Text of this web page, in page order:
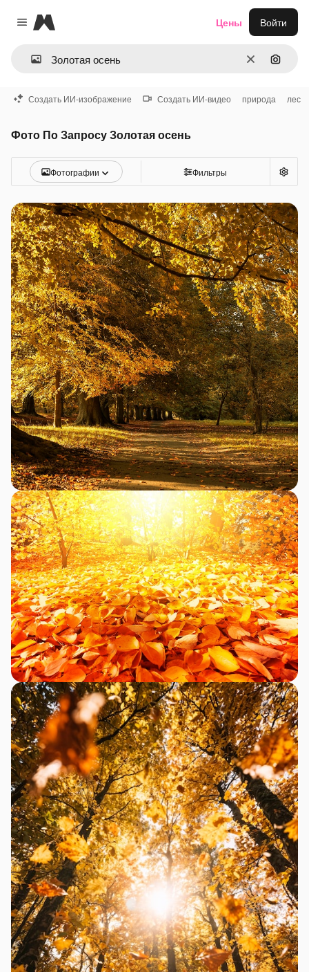
Close menu
Magnific
ОчиститьПоиск
Цены Войти
Создать ИИ-изображение Создать ИИ-видео природа лес
Фото По Запросу Золотая осень
Фотографии Фильтры